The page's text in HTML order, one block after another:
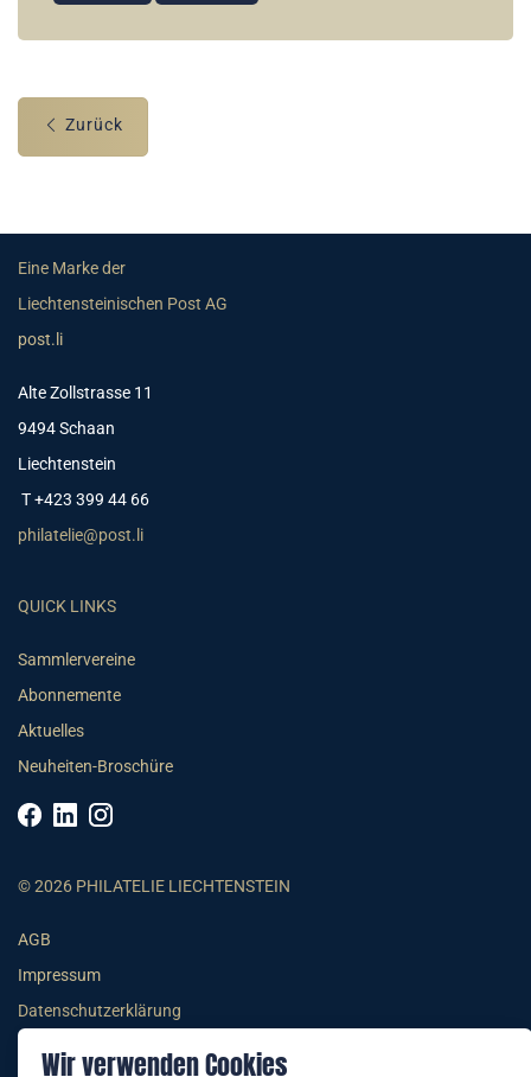
Wir verwenden Cookies
Zurück
Eine Marke der
Liechtensteinischen Post AG
post.li
Alte Zollstrasse 11
9494 Schaan
Liechtenstein
T +423 399 44 66
philatelie@post.li
QUICK LINKS
Sammlervereine
Abonnemente
Aktuelles
Neuheiten-Broschüre
© 2026 PHILATELIE LIECHTENSTEIN
AGB
Impressum
Datenschutzerklärung